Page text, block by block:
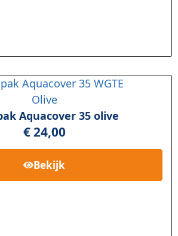
Aquacover 35 olive
€24,00
Bekijk